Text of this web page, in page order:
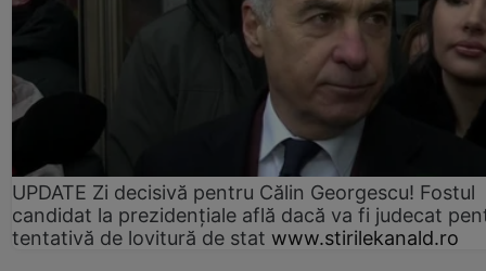
UPDATE Zi decisivă pentru Călin Georgescu! Fostul
candidat la prezidențiale află dacă va fi judecat
tentativă de lovitură de stat www.stirilekanald.ro